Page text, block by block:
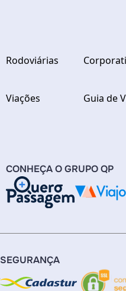
Rodoviárias
Viações Guia de
CONHEÇA O GRUPO QP
SEGURANÇA